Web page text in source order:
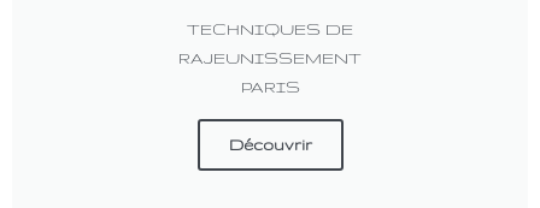
TECHNIQUES DE
RAJEUNISSEMENT
PARIS
Découvrir